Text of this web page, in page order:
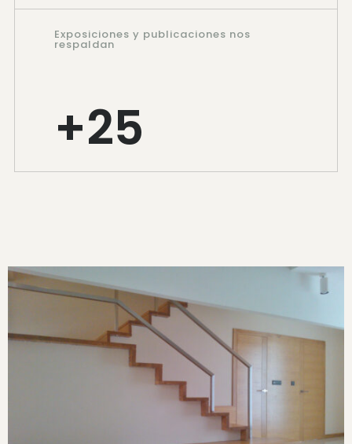
Exposiciones y publicaciones nos
respaldan
+25
Vivienda en Beluso, Bueu
Continuar
Vivienda en Beluso, Bueu